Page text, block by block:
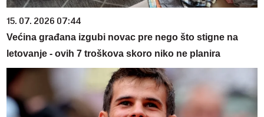
15. 07. 2026 07:44
Većina građana izgubi novac pre nego što stigne na
letovanje - ovih 7 troškova skoro niko ne planira